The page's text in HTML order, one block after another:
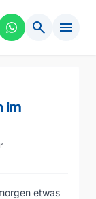
search menu
im
etwas